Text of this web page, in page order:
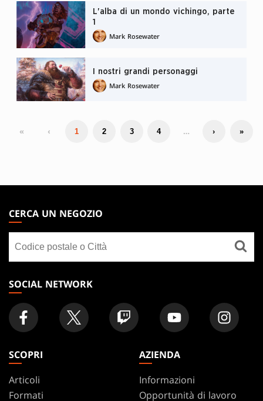
L'alba di un mondo vichingo, parte
1
Mark Rosewater
I nostri grandi personaggi
Mark Rosewater
« ‹ 1 2 3 4 … › »
THE
GATHERING
FOOTER
CERCA UN NEGOZIO
un
negozio
SOCIAL NETWORK
SCOPRI
Articoli
Formati
AZIENDA
Informazioni
Opportunità di lavoro